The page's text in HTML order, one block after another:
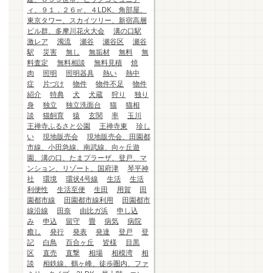
ィ、９１．２６㎡、４LDK、角部屋、
東京タワー、スカイツリー、新宿高層
ビル群、多摩川花火大会
溝の口駅
激レア
濁流 瀬谷 瀬谷区
瀬谷
駅
災害 無し 無垢材 無料
無
料査定
無料相談 無料見積
焼
肉
照明 照明器具 熱い
熱中
症
片づけ 物件 物件不足
物件
紹介
特典 犬 犬蔵 狩り
独り
身
独立 独立洗面台 猫
猫相
談
猫飼育 猿 玄関 率
玉川
王禅寺ふるさと公園
王禅寺東
珍し
い
現地販売会
現地販売会、田園都
市線、小田急線、南武線、向ヶ丘遊
園、溝の口、たまプラーザ、登戸、マ
ンション、リゾート、国府津
琴平神
社
環境 環状4号線 生活
生活
利便性
生活至便 生田 用賀
田
園都市線
田園都市線利用
田園都市
線沿線
田奈 由比ガ浜
申し込
み
申込 留守 畳 病気
病院
癒し
発行 発表 発達 登戸
登
記
白鳥 百合ヶ丘 皆様
目黒
区
直売 直撃 相場 相模湾
相
談
相鉄線、鶴ヶ峰、徒歩圏内、ファ